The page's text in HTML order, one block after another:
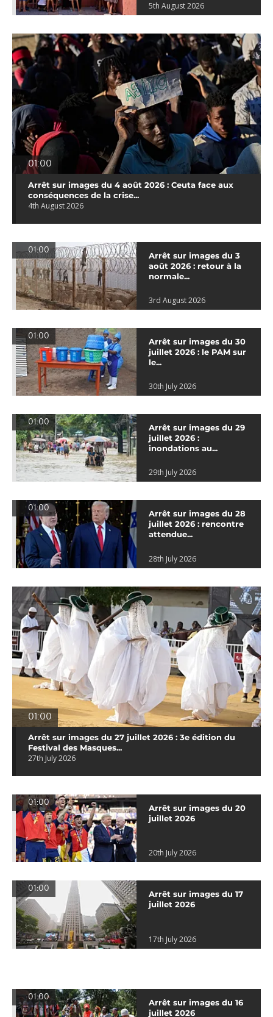
5th August 2026
01:00
Arrêt sur images du 4 août 2026 : Ceuta face aux
conséquences de la crise...
4th August 2026
01:00
Arrêt sur images du 3
août 2026 : retour à la
normale...
3rd August 2026
01:00
Arrêt sur images du 30
juillet 2026 : le PAM sur
le...
30th July 2026
01:00
Arrêt sur images du 29
juillet 2026 :
inondations au...
29th July 2026
01:00
Arrêt sur images du 28
juillet 2026 : rencontre
attendue...
28th July 2026
01:00
Arrêt sur images du 27 juillet 2026 : 3e édition du
Festival des Masques...
27th July 2026
01:00
Arrêt sur images du 20
juillet 2026
20th July 2026
01:00
Arrêt sur images du 17
juillet 2026
17th July 2026
01:00
Arrêt sur images du 16
juillet 2026